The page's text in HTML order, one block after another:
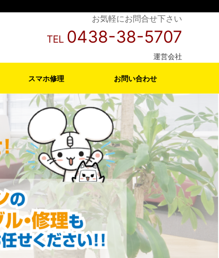
お気軽にお問合せ下さい
TEL 0438-38-5707
運営会社
スマホ修理 お問い合わせ